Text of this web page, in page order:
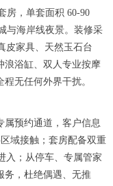
，单套面积 60-90
与海岸线夜景。装修采
皮家具、天然玉石台
浪浴缸、双人专业按摩
无任何外界干扰。
预约通道，客户信息
域接触；套房配备双重
入；从停车、专属管家
务，杜绝偶遇、无推